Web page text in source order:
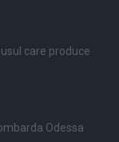
care produce
Odessa